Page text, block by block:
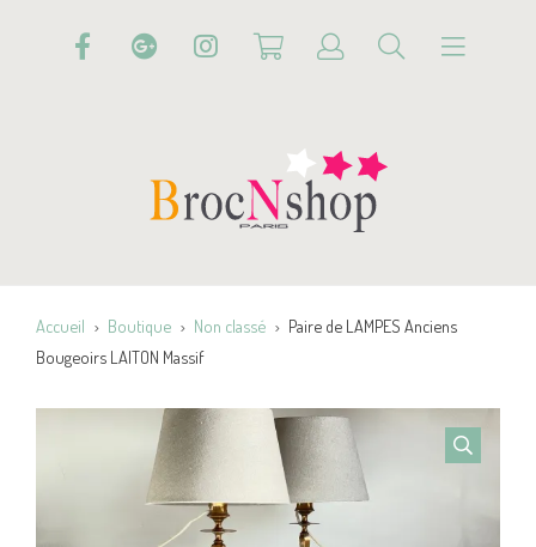
Accueil Boutique Non classé
Paire de LAMPES Anciens
Bougeoirs LAITON Massif